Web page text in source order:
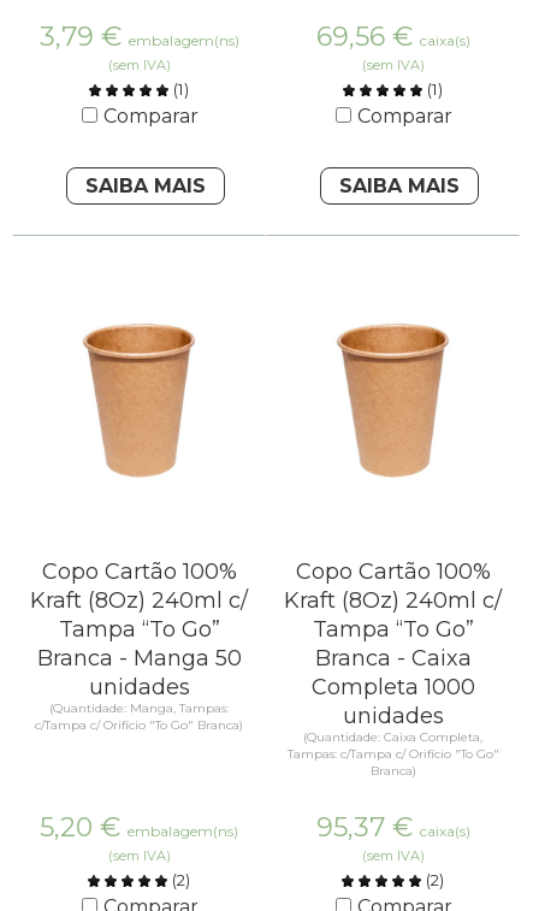
3,79 € embalagem(ns)
(sem IVA)
(1)
Comparar
SAIBA MAIS
69,56 € caixa(s)
(sem IVA)
(1)
Comparar
SAIBA MAIS
Copo Cartão 100%
Kraft (8Oz) 240ml c/
Tampa “To Go”
Branca - Manga 50
unidades
(Quantidade: Manga, Tampas:
c/Tampa c/ Orifício "To Go" Branca)
5,20 € embalagem(ns)
(sem IVA)
(2)
Copo Cartão 100%
Kraft (8Oz) 240ml c/
Tampa “To Go”
Branca - Caixa
Completa 1000
unidades
(Quantidade: Caixa Completa,
Tampas: c/Tampa c/ Orifício "To Go"
Branca)
95,37 € caixa(s)
(sem IVA)
(2)